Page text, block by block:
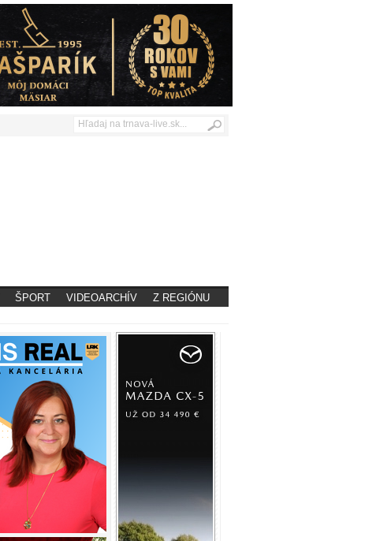
ŠPORT VIDEOARCHÍV Z REGIÓNU